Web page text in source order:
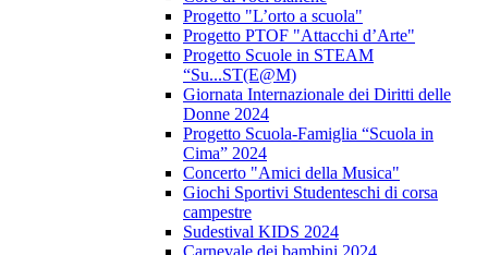
Progetto "L’orto a scuola"
Progetto PTOF "Attacchi d’Arte"
Progetto Scuole in STEAM
“Su...ST(E@M)
Giornata Internazionale dei Diritti delle
Donne 2024
Progetto Scuola-Famiglia “Scuola in
Cima” 2024
Concerto "Amici della Musica"
Giochi Sportivi Studenteschi di corsa
campestre
Sudestival KIDS 2024